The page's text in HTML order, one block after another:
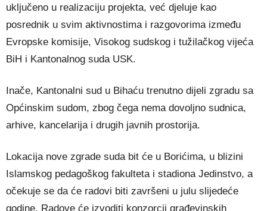
uključeno u realizaciju projekta, već djeluje kao
posrednik u svim aktivnostima i razgovorima između
Evropske komisije, Visokog sudskog i tužilačkog vijeća
BiH i Kantonalnog suda USK.
Inače, Kantonalni sud u Bihaću trenutno dijeli zgradu sa
Općinskim sudom, zbog čega nema dovoljno sudnica,
arhive, kancelarija i drugih javnih prostorija.
Lokacija nove zgrade suda bit će u Borićima, u blizini
Islamskog pedagoškog fakulteta i stadiona Jedinstvo, a
očekuje se da će radovi biti završeni u julu slijedeće
godine. Radove će izvoditi konzorcij građevinskih